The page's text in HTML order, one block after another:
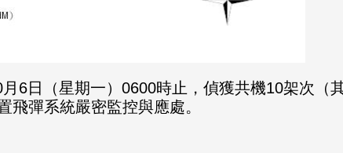
6日（星期一）0600時止，偵獲共機10架次（
彈系統嚴密監控與應處。